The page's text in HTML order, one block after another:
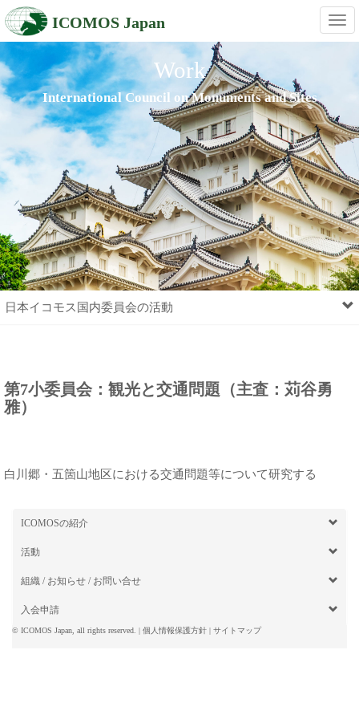
ICOMOS Japan
Work
International Council on Monuments and Sites
日本イコモス国内委員会の活動
第7小委員会：観光と交通問題（主査：苅谷勇
雅）
白川郷・五箇山地区における交通問題等について研究する
ICOMOSの紹介
活動
組織 / お知らせ / お問い合せ
入会申請
© ICOMOS Japan, all rights reserved. | 個人情報保護方針 | サイトマップ